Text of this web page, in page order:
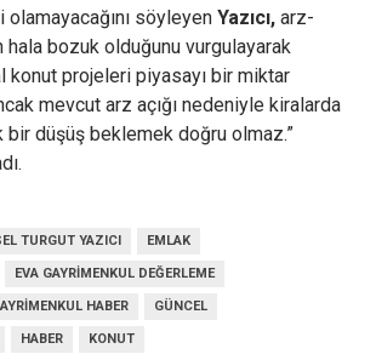
olamayacağını söyleyen Yazıcı, arz-
bozuk olduğunu vurgulayarak
konut projeleri piyasayı bir miktar
mevcut arz açığı nedeniyle kiralarda
bir düşüş beklemek doğru olmaz.”
TURGUT YAZICI EMLAK
EVA GAYRIMENKUL DEĞERLEME
HABER GÜNCEL
HABER KONUT